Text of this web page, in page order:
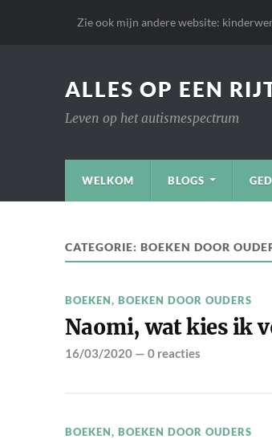
Zie ook mijn andere website:
ALLES OP EEN
Leven op het autismespectrum
WELKOM BLOGS
CATEGORIE: BOEKEN DOOR
BOEKEN, BOEKEN DOOR OUDERS
Naomi, wat kies ik
16/03/2020— 0 reacties
BOEKEN, BOEKEN DOOR OUDERS